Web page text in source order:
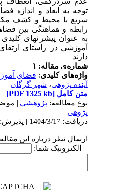
توجه به ابعاد و اندازه
سریع با محیط و کشف
رابطه و هماهنگی بین
به عنوان پیشران­های
آموزشی در راستای
دارند
شماره‌ی مقاله: ۱
واژه‌های کلیدی: فضای
آینده پژوهی، شهر گرگان
متن کامل [PDF 1325 kb]
نوع مطالعه: پژوهشي |
پژوهی
دریافت: 1404/3/17 | پذیرش: 1404/5/26
ارسال نظر درباره این
الکترونیک شما: